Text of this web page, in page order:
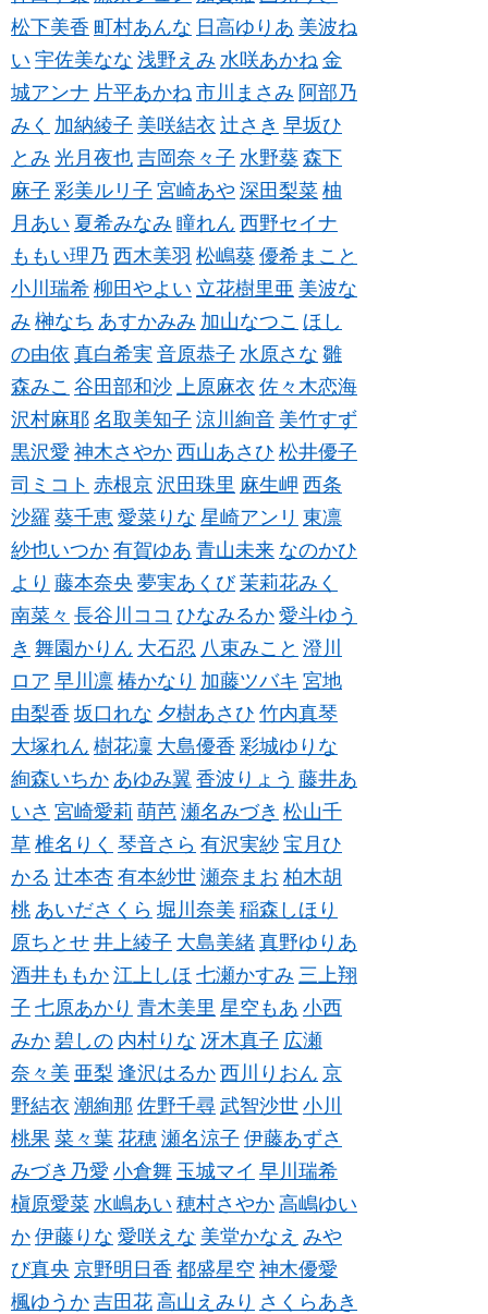
松下美香 町村あんな 日高ゆりあ 美波ね
い 宇佐美なな 浅野えみ 水咲あかね 金
城アンナ 片平あかね 市川まさみ 阿部乃
みく 加納綾子 美咲結衣 辻さき 早坂ひ
とみ 光月夜也 吉岡奈々子 水野葵 森下
麻子 彩美ルリ子 宮崎あや 深田梨菜 柚
月あい 夏希みなみ 瞳れん 西野セイナ
ももい理乃 西木美羽 松嶋葵 優希まこと
小川瑞希 柳田やよい 立花樹里亜 美波な
み 榊なち あすかみみ 加山なつこ ほし
の由依 真白希実 音原恭子 水原さな 雛
森みこ 谷田部和沙 上原麻衣 佐々木恋海
沢村麻耶 名取美知子 涼川絢音 美竹すず
黒沢愛 神木さやか 西山あさひ 松井優子
司ミコト 赤根京 沢田珠里 麻生岬 西条
沙羅 葵千恵 愛菜りな 星崎アンリ 東凛
紗也いつか 有賀ゆあ 青山未来 なのかひ
より 藤本奈央 夢実あくび 茉莉花みく
南菜々 長谷川ココ ひなみるか 愛斗ゆう
き 舞園かりん 大石忍 八束みこと 澄川
ロア 早川凛 椿かなり 加藤ツバキ 宮地
由梨香 坂口れな 夕樹あさひ 竹内真琴
大塚れん 樹花凜 大島優香 彩城ゆりな
絢森いちか あゆみ翼 香波りょう 藤井あ
いさ 宮崎愛莉 萌芭 瀬名みづき 松山千
草 椎名りく 琴音さら 有沢実紗 宝月ひ
かる 辻本杏 有本紗世 瀬奈まお 柏木胡
桃 あいださくら 堀川奈美 稲森しほり
原ちとせ 井上綾子 大島美緒 真野ゆりあ
酒井ももか 江上しほ 七瀬かすみ 三上翔
子 七原あかり 青木美里 星空もあ 小西
みか 碧しの 内村りな 冴木真子 広瀬
奈々美 亜梨 逢沢はるか 西川りおん 京
野結衣 潮絢那 佐野千尋 武智沙世 小川
桃果 菜々葉 花穂 瀬名涼子 伊藤あずさ
みづき乃愛 小倉舞 玉城マイ 早川瑞希
槇原愛菜 水嶋あい 穂村さやか 高嶋ゆい
か 伊藤りな 愛咲えな 美堂かなえ みや
び真央 京野明日香 都盛星空 神木優愛
楓ゆうか 吉田花 高山えみり さくらあき